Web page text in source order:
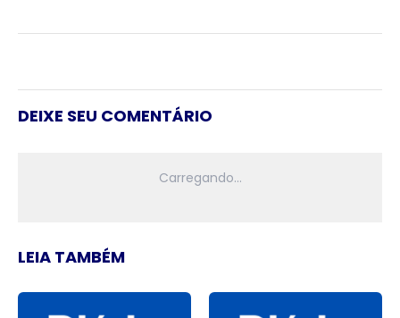
DEIXE SEU COMENTÁRIO
LEIA TAMBÉM